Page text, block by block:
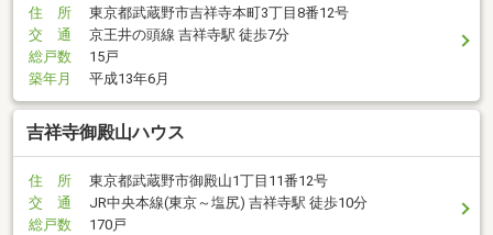
住 所
東京都武蔵野市吉祥寺本町3丁目8番12号
交 通
京王井の頭線 吉祥寺駅 徒歩7分
総戸数
15戸
築年月
平成13年6月
吉祥寺御殿山ハウス
住 所
東京都武蔵野市御殿山1丁目11番12号
交 通
JR中央本線(東京～塩尻) 吉祥寺駅 徒歩10分
総戸数
170戸